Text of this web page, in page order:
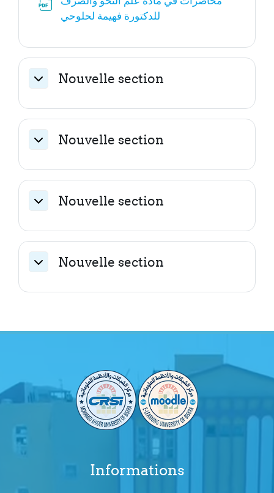
Replier
Nouvelle section
Replier
Nouvelle section
Replier
Nouvelle section
Replier
Nouvelle section
Informations